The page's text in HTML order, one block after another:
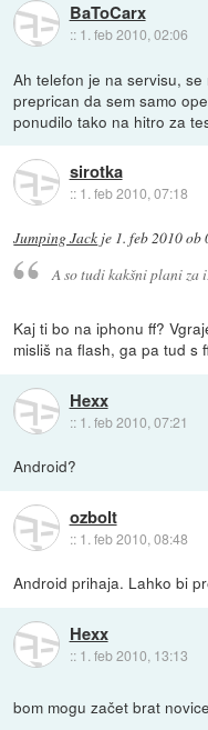
BaToCarx
:: 1. feb 2010, 02:06
Ah telefon je na servisu,
preprican da sem samo
ponudilo tako na hitro za
sirotka
:: 1. feb 2010, 07:18
Jumping Jack je 1. feb 2010 ob
A so tudi kakšni plani za
Kaj ti bo na iphonu ff?
misliš na flash, ga pa tud s
Hexx
:: 1. feb 2010, 07:21
Android?
ozbolt
:: 1. feb 2010, 08:48
Android prihaja. Lahko bi
Hexx
:: 1. feb 2010, 13:13
bom mogu začet brat novice